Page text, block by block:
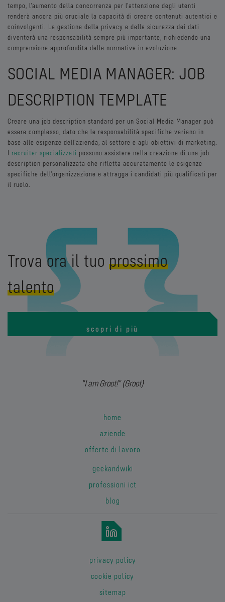
tempo, l'aumento della concorrenza per l'attenzione degli utenti
renderà ancora più cruciale la capacità di creare contenuti autentici e
coinvolgenti. La gestione della privacy e della sicurezza dei dati
diventerà una responsabilità sempre più importante, richiedendo una
comprensione approfondita delle normative in evoluzione.
SOCIAL MEDIA MANAGER: JOB
DESCRIPTION TEMPLATE
Creare una job description standard per un Social Media Manager può
essere complesso, dato che le responsabilità specifiche variano in
base alle esigenze dell'azienda, al settore e agli obiettivi di marketing.
I recruiter specializzati possono assistere nella creazione di una job
description personalizzata che rifletta accuratamente le esigenze
specifiche dell'organizzazione e attragga i candidati più qualificati per
il ruolo.
Trova ora il tuo prossimo
talento
scopri di più
"I am Groot!" (Groot)
home
aziende
offerte di lavoro
geekandwiki
professioni ict
blog
privacy policy
cookie policy
sitemap